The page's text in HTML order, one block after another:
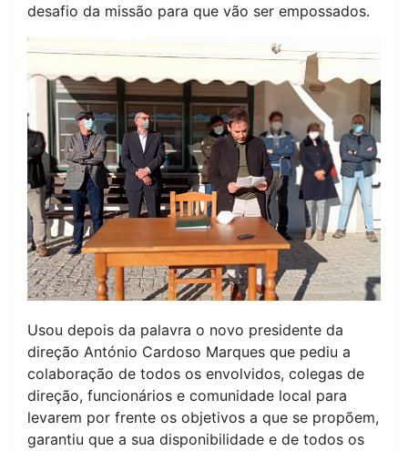
desafio da missão para que vão ser empossados.
Usou depois da palavra o novo presidente da
direção António Cardoso Marques que pediu a
colaboração de todos os envolvidos, colegas de
direção, funcionários e comunidade local para
levarem por frente os objetivos a que se propõem,
garantiu que a sua disponibilidade e de todos os